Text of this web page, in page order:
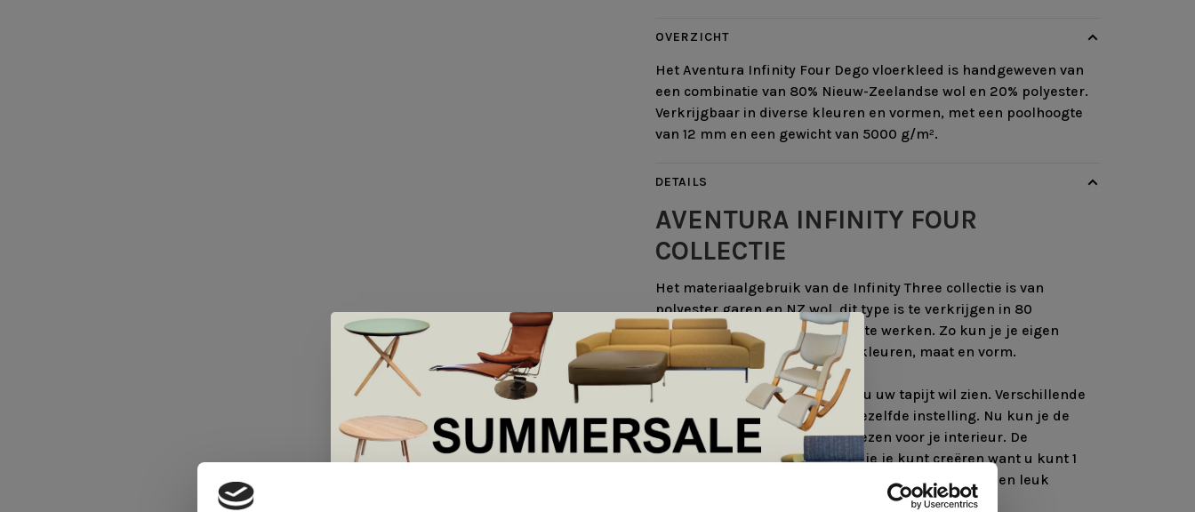
OVERZICHT
Het Aventura Infinity Four Dego vloerkleed is handgeweven van
een combinatie van 80% Nieuw-Zeelandse wol en 20% polyester.
Verkrijgbaar in diverse kleuren en vormen, met een poolhoogte
van 12 mm en een gewicht van 5000 g/m².
DETAILS
AVENTURA INFINITY FOUR
COLLECTIE
Het materiaalgebruik van de Infinity Three collectie is van
polyester garen en NZ wol, dit type is te verkrijgen in 80
verschillende kleuren om mee te werken. Zo kun je je eigen
vloerkleed creëren in je eigen kleuren, maat en vorm.
Eerst beslis je in wel structuur u uw tapijt wil zien. Verschillende
poolhoogtes zijn te kiezen in dezelfde instelling. Nu kun je de
perfecte kleurencombinatie kiezen voor je interieur. De
mogelijkheden zijn eindeloos die je kunt creëren want u kunt 1
wollen draad met 3 polyester draden mengen tot een leuk